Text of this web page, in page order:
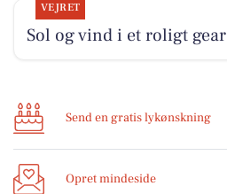
VEJRET
Sol og vind i et roligt gear
Send en gratis lykønskning
Opret mindeside